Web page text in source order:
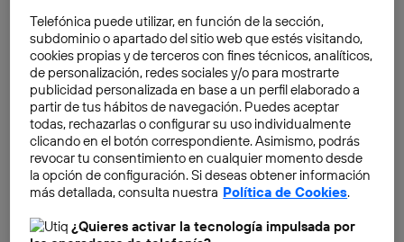
Las 10 curiosidades del
edificio de Telefónica de Gran
Vía
Beatriz Iznaola
Llega Star Wars a la FlagShip
Store de Telefónica
Daniel Poto Galán
Telefónica puede utilizar, en función de la sección,
subdominio o apartado del sitio web que estés visitando,
cookies propias y de terceros con fines técnicos, analíticos,
de personalización, redes sociales y/o para mostrarte
publicidad personalizada en base a un perfil elaborado a
partir de tus hábitos de navegación. Puedes aceptar
todas, rechazarlas o configurar su uso individualmente
clicando en el botón correspondiente. Asimismo, podrás
revocar tu consentimiento en cualquier momento desde
la opción de configuración. Si deseas obtener información
más detallada, consulta nuestra Política de Cookies.
¿Quieres activar la tecnología impulsada por